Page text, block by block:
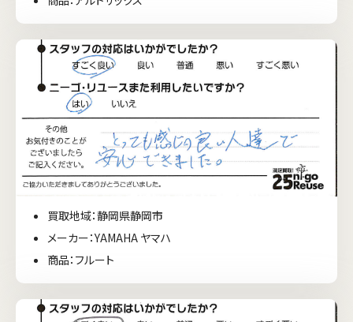
買取地域：静岡県静岡市
メーカー：YAMAHA ヤマハ
商品：フルート